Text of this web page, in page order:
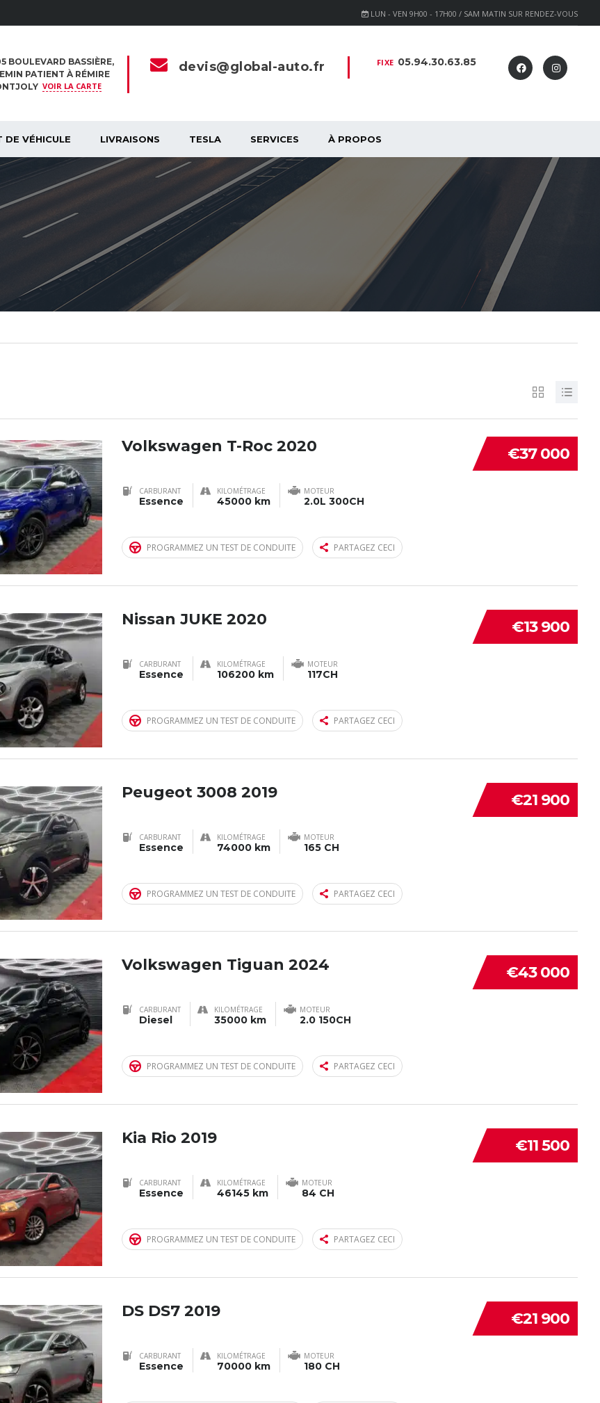
LUN - VEN 9H00 - 17H00 / SAM MATIN SUR RENDEZ-VOUS
FIXE 05.94.30.63.85
devis@global-auto.fr
BOULEVARD BASSIÈRE,
PATIENT À RÉMIRE
VOIR LA CARTE
DE VÉHICULE LIVRAISONS TESLA SERVICES À PROPOS
€37 000
Volkswagen T-Roc 2020
CARBURANT
Essence
KILOMÉTRAGE
45000 km
MOTEUR
2.0L 300CH
PROGRAMMEZ UN TEST DE CONDUITE PARTAGEZ CECI
€13 900
Nissan JUKE 2020
CARBURANT
Essence
KILOMÉTRAGE
106200 km
MOTEUR
117CH
PROGRAMMEZ UN TEST DE CONDUITE PARTAGEZ CECI
€21 900
Peugeot 3008 2019
CARBURANT
Essence
KILOMÉTRAGE
74000 km
MOTEUR
165 CH
PROGRAMMEZ UN TEST DE CONDUITE PARTAGEZ CECI
€43 000
Volkswagen Tiguan 2024
CARBURANT
Diesel
KILOMÉTRAGE
35000 km
MOTEUR
2.0 150CH
PROGRAMMEZ UN TEST DE CONDUITE PARTAGEZ CECI
€11 500
Kia Rio 2019
CARBURANT
Essence
KILOMÉTRAGE
46145 km
MOTEUR
84 CH
PROGRAMMEZ UN TEST DE CONDUITE PARTAGEZ CECI
€21 900
DS DS7 2019
CARBURANT
Essence
KILOMÉTRAGE
70000 km
MOTEUR
180 CH